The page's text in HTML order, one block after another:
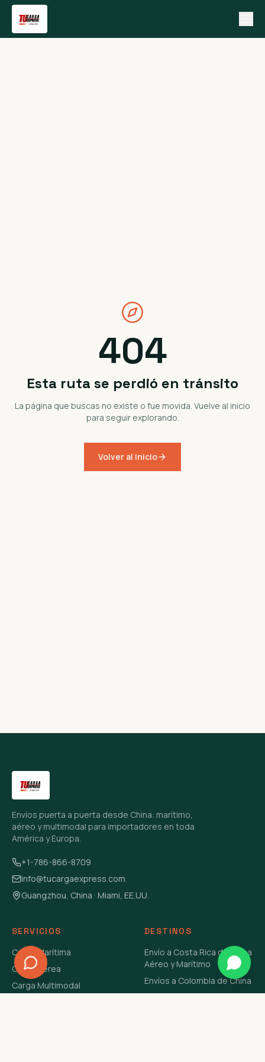
404
Esta ruta se perdió en tránsito
La página que buscas no existe o fue movida. Vuelve al inicio
para seguir explorando.
Volver al inicio
Envíos puerta a puerta desde China: marítimo,
aéreo y multimodal para importadores en toda
América y Europa.
+1-786-866-8709
info@tucargaexpress.com
Guangzhou, China · Miami, EE.UU.
SERVICIOS
Carga Marítima
Carga Aérea
Carga Multimodal
DESTINOS
Envío a Costa Rica de China
Aéreo y Marítimo
Envíos a Colombia de China